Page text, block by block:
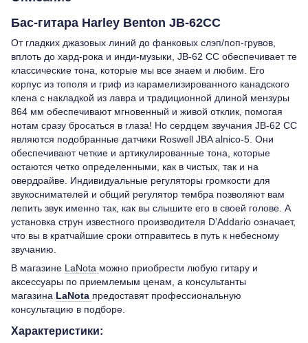
Бас-гитара Harley Benton JB-62CC
От гладких джазовых линий до фанковых слэп/поп-грувов,
вплоть до хард-рока и инди-музыки, JB-62 CC обеспечивает те
классические тона, которые мы все знаем и любим. Его
корпус из тополя и гриф из карамелизированного канадского
клена с накладкой из лавра и традиционной длиной мензуры
864 мм обеспечивают мгновенный и живой отклик, помогая
нотам сразу бросаться в глаза! Но сердцем звучания JB-62 CC
являются подобранные датчики Roswell JBA alnico-5. Они
обеспечивают четкие и артикулированные тона, которые
остаются четко определенными, как в чистых, так и на
овердрайве. Индивидуальные регуляторы громкости для
звукоснимателей и общий регулятор тембра позволяют вам
лепить звук именно так, как вы слышите его в своей голове. А
установка струн известного производителя D’Addario означает,
что вы в кратчайшие сроки отправитесь в путь к небесному
звучанию.
В магазине LaNota можно приобрести любую гитару и
аксессуары по приемлемым ценам, а консультанты
магазина LaNota предоставят профессиональную
консультацию в подборе.
Характеристики: